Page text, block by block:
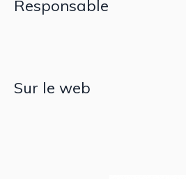
Responsable
Sur le web